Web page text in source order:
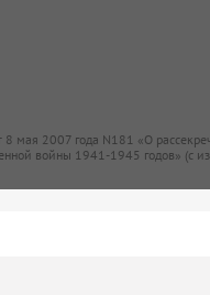
мая 2007 года N181 «О
войны 1941-1945 годов» (с